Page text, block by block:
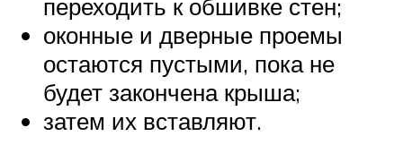
переходить к обшивке стен;
оконные и дверные проемы
остаются пустыми, пока не
будет закончена крыша;
затем их вставляют.